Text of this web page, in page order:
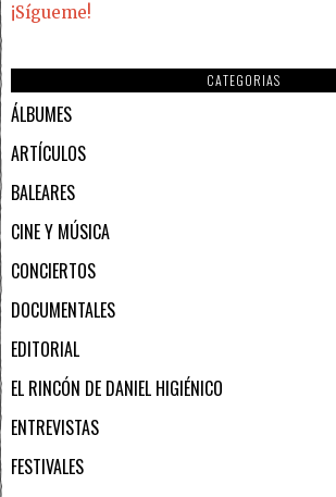
¡Sígueme!
CATEGORIAS
ÁLBUMES
ARTÍCULOS
BALEARES
CINE Y MÚSICA
CONCIERTOS
DOCUMENTALES
EDITORIAL
EL RINCÓN DE DANIEL HIGIÉNICO
ENTREVISTAS
FESTIVALES